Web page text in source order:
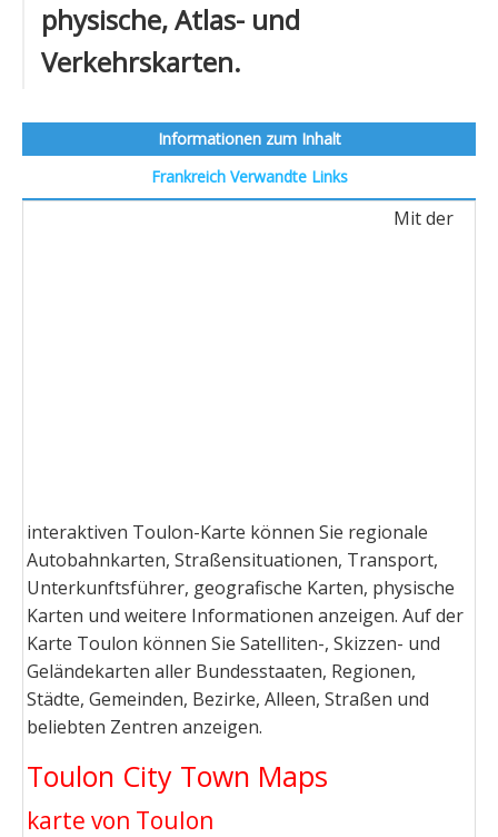
physische, Atlas- und
Verkehrskarten.
Informationen zum Inhalt
FrankreichVerwandte Links
Mit der
interaktiven Toulon-Karte können Sie regionale
Autobahnkarten, Straßensituationen, Transport,
Unterkunftsführer, geografische Karten, physische
Karten und weitere Informationen anzeigen. Auf der
Karte Toulon können Sie Satelliten-, Skizzen- und
Geländekarten aller Bundesstaaten, Regionen,
Städte, Gemeinden, Bezirke, Alleen, Straßen und
beliebten Zentren anzeigen.
Toulon City Town Maps
karte von Toulon